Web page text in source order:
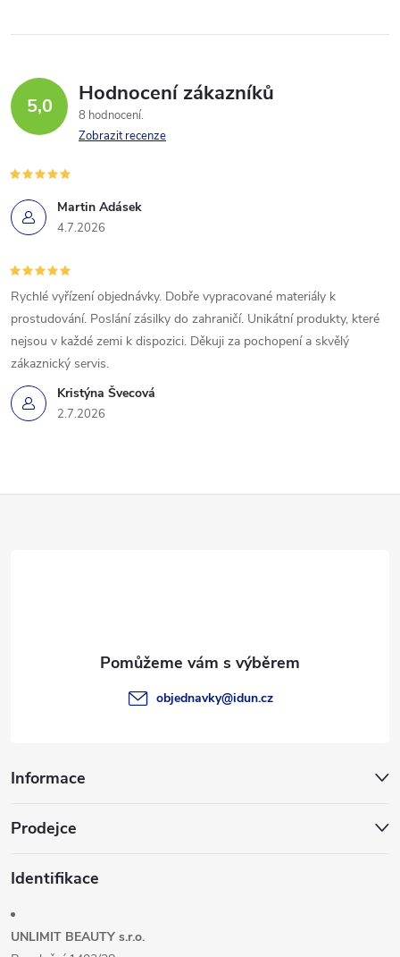
5,0 Hodnocení zákazníků
8 hodnocení
Zobrazit recenze
Martin Adásek
4.7.2026
Kristýna Švecová
2.7.2026
Rychlé vyřízení objednávky. Dobře vypracované materiály k
prostudování. Poslání zásilky do zahraničí. Unikátní produkty, které
nejsou v každé zemi k dispozici. Děkuji za pochopení a skvělý
zákaznický servis.
Informace
Prodejce
Identifikace
UNLIMIT BEAUTY s.r.o.
objednavky@idun.cz